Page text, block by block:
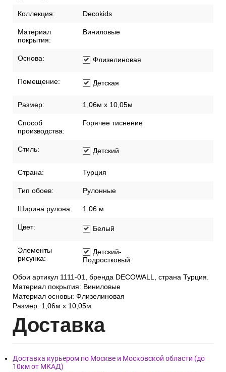
Коллекция: Decokids
Материал
покрытия:
Виниловые
Основа: Флизелиновая
Помещение: Детская
Размер: 1,06м х 10,05м
Способ
производства:
Горячее тиснение
Стиль: Детский
Страна: Турция
Тип обоев: Рулонные
Ширина рулона: 1.06 м
Цвет: Белый
Элементы
рисунка:
Детский-
Подростковый
Обои артикул 1111-01, бренда DECOWALL, страна Турция.
Материал покрытия: Виниловые
Материал основы: Флизелиновая
Размер: 1,06м х 10,05м
Доставка
Доставка курьером по Москве и Московской области (до
10км от МКАД)